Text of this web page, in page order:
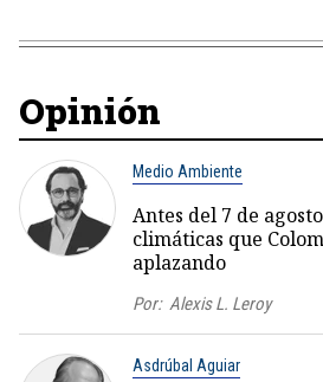
Opinión
Medio Ambiente
Antes del 7 de
climáticas que
aplazando
Por: Alexis L. Leroy
Asdrúbal Aguiar